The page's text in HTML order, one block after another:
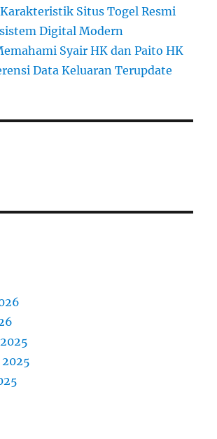
Situs Togel Resmi
Digital Modern
Syair HK dan Paito HK
Data Keluaran Terupdate